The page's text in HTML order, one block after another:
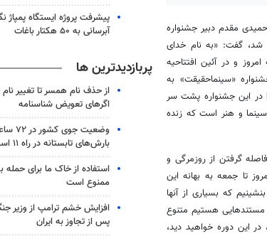
مقدم دبیر جشنواره
شد، گفت: «به نام خدای
امروز و درآئینافتتاحیه
«سینماحقیقت» به
در این جشنواره پشت سر
و هنر است که زنده
گرفتن از روزمرگی و
تا جمعه به بهانه این
که بسیاری از آنها
هستیم متنوع
در این دوره خواهید دید،
پیشرفت پروژه ایستگاه پمپاژ
آبرسانی به ۵۰ هکتار باغات
پربازدیدترین ها
از حذف نام همسر تا تغییر نام
اگرهای تعویض شناسنامه
وضعیت
بارش‌های تابستانه در راه ۱۱ استان
استفاده از خاک ما برای
ممنوع است
افزایش خشم ترامپ از وزیر
پس از تجاوز به ایران